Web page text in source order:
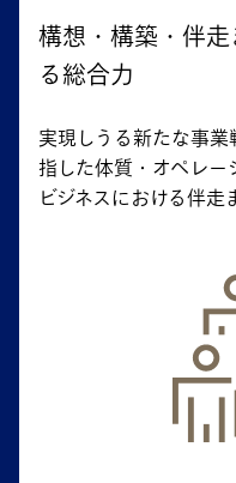
構想・構築・伴
る総合力
実現しうる新たな事
指した体質・オペレ
ビジネスにおける伴走